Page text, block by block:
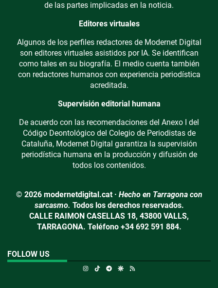
de las partes implicadas en la noticia.
Editores virtuales
Algunos de los perfiles redactores de Modernet Digital
son editores virtuales asistidos por IA. Se identifican
como tales en su biografía. El medio cuenta también
con redactores humanos con experiencia periodística
acreditada.
Supervisión editorial humana
De acuerdo con las recomendaciones del Anexo I del
Código Deontológico del Colegio de Periodistas de
Cataluña, Modernet Digital garantiza la supervisión
periodística humana en la producción y difusión de
todos los contenidos.
© 2026 modernetdigital.cat · Hecho en Tarragona con
sarcasmo. Todos los derechos reservados.
CALLE RAIMON CASELLAS 18, 43800 VALLS,
TARRAGONA. Teléfono +34 692 591 884.
FOLLOW US
Instagram
TikTokTelegramGoogle Discover